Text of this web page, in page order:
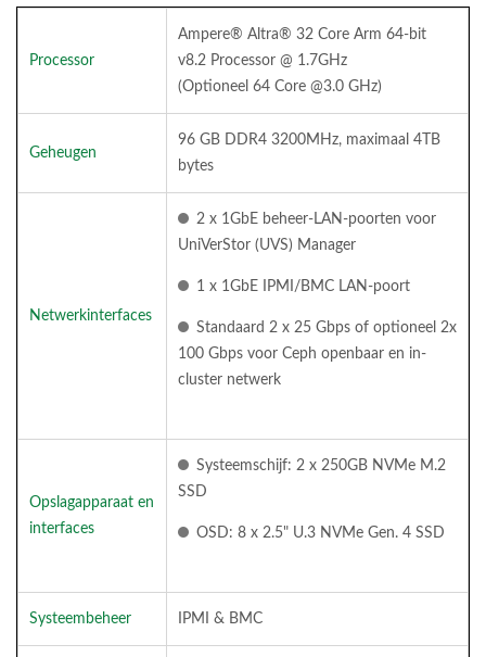
Processor
Ampere® Altra® 32 Core Arm 64-bit
v8.2 Processor @ 1.7GHz
(Optioneel 64 Core @3.0 GHz)
Geheugen
96 GB DDR4 3200MHz, maximaal 4TB
bytes
Netwerkinterfaces
2 x 1GbE beheer-LAN-poorten voor
UniVerStor (UVS) Manager
1 x 1GbE IPMI/BMC LAN-poort
Standaard 2 x 25 Gbps of optioneel 2x
100 Gbps voor Ceph openbaar en in-
cluster netwerk
Opslagapparaat en
interfaces
Systeemschijf: 2 x 250GB NVMe M.2
SSD
OSD: 8 x 2.5" U.3 NVMe Gen. 4 SSD
Systeembeheer IPMI & BMC